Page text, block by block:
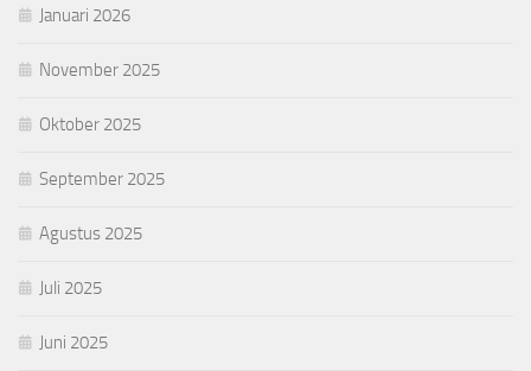
Januari 2026
November 2025
Oktober 2025
September 2025
Agustus 2025
Juli 2025
Juni 2025